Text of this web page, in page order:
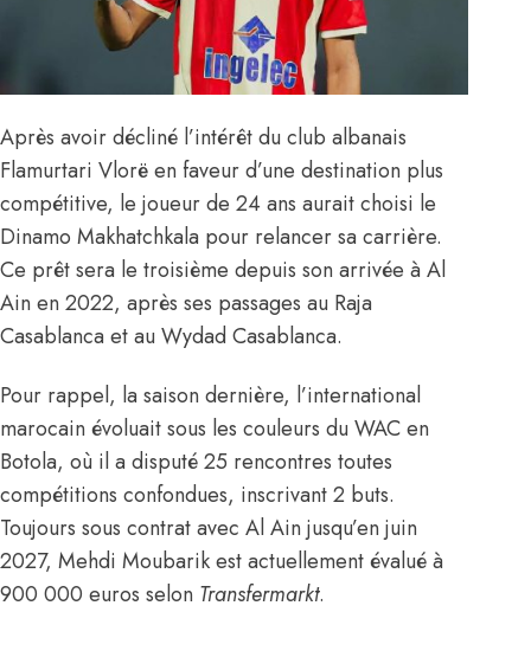
Après avoirdécliné l’intérêt du club albanais
Flamurtari Vlorëen faveur d’une destination plus
compétitive, le joueur de 24 ans aurait choisi le
Dinamo Makhatchkala pour relancer sa carrière.
Ce prêt sera le troisième depuis son arrivée à Al
Ain en 2022, après ses passages au Raja
Casablanca et au Wydad Casablanca.
Pour rappel, la saison dernière, l’international
marocain évoluait sous les couleurs du WAC en
Botola, où il a disputé 25 rencontres toutes
compétitions confondues, inscrivant 2 buts.
Toujours sous contrat avec Al Ain jusqu’en juin
2027, Mehdi Moubarik est actuellement évalué à
900 000 euros selon Transfermarkt.